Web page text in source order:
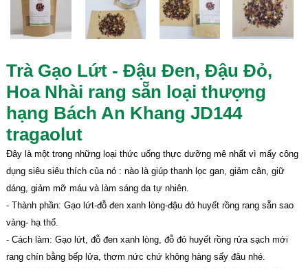
Trà Gạo Lứt - Đậu Đen, Đậu Đỏ,
Hoa Nhài rang sẵn loại thượng
hạng Bách An Khang JD144
tragaolut
Đây là một trong những loại thức uống thực dưỡng mê nhất vì mấy công
dụng siêu siêu thích của nó : nào là giúp thanh lọc gan, giảm cân, giữ
dáng, giảm mỡ máu và làm sáng da tự nhiên.
- Thành phần: Gạo lứt-đỗ đen xanh lòng-đậu đỏ huyết rồng rang sẵn sao
vàng- hạ thổ.
- Cách làm: Gạo lứt, đỗ đen xanh lòng, đỗ đỏ huyết rồng rửa sạch mới
rang chín bằng bếp lửa, thơm nức chứ không hàng sấy đâu nhé.